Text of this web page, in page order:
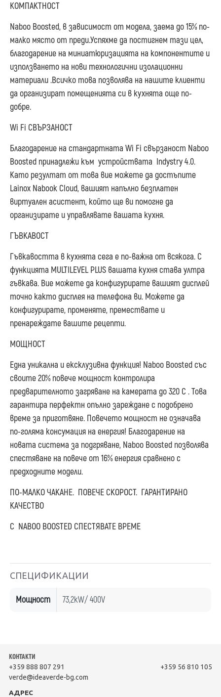
КОМПАКТНОСТ
Naboo Boosted, в зависимост от модела, заема до 15% по-
малко място от преди.Успяхме да постигнем тази цел,
благодарение на миниатюризацията на компонентите и
използването на нови технологични изолационни
материали .Всичко това позволява на нашите клиенти
да организират помещенията си в кухнята още по-
добре.
Wi Fi СВЪРЗАНОСТ
Благодарение на стандартната Wi Fi свързаност Naboo
Boosted принадлежи към устройствата Indystry 4.0.
Като резултат от това вие можете да достъпите
Lainox Nabook Cloud, вашият напълно безплатен
виртуален асистент, който ще ви помогне да
организирате и управлявате вашата кухня.
ГЪВКАВОСТ
Гъвкавостта в кухнята сега е по-важна от всякога. С
функцията MULTILEVEL PLUS вашата кухня става ултра
гъвкава. Вие можете да конфигурирате вашият дисплей
точно както дисплея на телефона ви. Можете да
конфигурирате, променяте, премествате и
пренареждате вашите рецепти.
МОЩНОСТ
Една уникална и ексклузивна функция! Naboo Boosted със
своите 20% повече мощност контролира
предварителното загряване на камерата до 320 С . Това
гарантира перфектн опълно зареждане с подобрено
време за приготвяне. Повечето мощност не означава
по-голяма консумация на енергия! Благодарение на
новата система за подгряване, Naboo Boosted позволява
спестяване на повече от 16% енергия сравнено с
предходните модели.
ПО-МАЛКО ЧАКАНЕ. ПОВЕЧЕ СКОРОСТ. ГАРАНТИРАНО
КАЧЕСТВО
С NABOO BOOSTED СПЕСТЯВАТЕ ВРЕМЕ
СПЕЦИФИКАЦИИ
Мощност 73,2kW/ 400V
КОНТАКТИ
+359 888 807 291
+359 56 810 105
verde@ideaverde-bg.com
АДРЕС